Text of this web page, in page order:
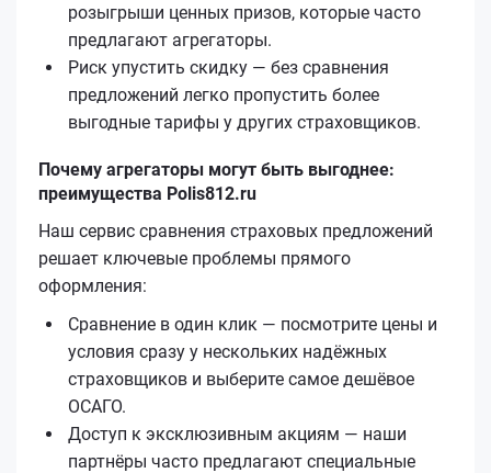
розыгрыши ценных призов, которые часто
предлагают агрегаторы.
Риск упустить скидку — без сравнения
предложений легко пропустить более
выгодные тарифы у других страховщиков.
Почему агрегаторы могут быть выгоднее:
преимущества Polis812.ru
Наш сервис сравнения страховых предложений
решает ключевые проблемы прямого
оформления:
Сравнение в один клик — посмотрите цены и
условия сразу у нескольких надёжных
страховщиков и выберите самое дешёвое
ОСАГО.
Доступ к эксклюзивным акциям — наши
партнёры часто предлагают специальные